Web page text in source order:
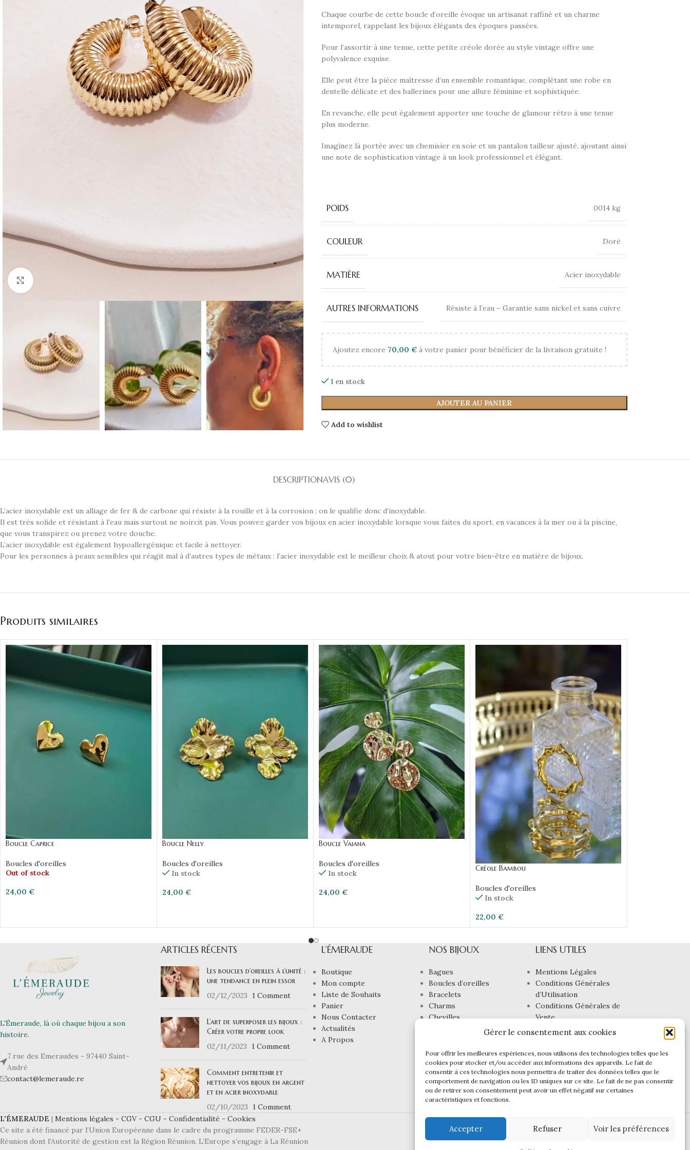
Gérer le consentement aux cookies
Pour offrir les meilleures expériences, nous utilisons des technologies telles que les
cookies pour stocker et/ou accéder aux informations des appareils. Le fait de
consentir à ces technologies nous permettra de traiter des données telles que le
comportement de navigation ou les ID uniques sur ce site. Le fait de ne pas consentir
ou de retirer son consentement peut avoir un effet négatif sur certaines
caractéristiques et fonctions.
Accepter Refuser Voir les préférences
Chaque courbe de cette boucle d’oreille évoque un artisanat raffiné et un charme
intemporel, rappelant les bijoux élégants des époques passées.
Pour l’assortir à une tenue, cette petite créole dorée au style vintage offre une
polyvalence exquise.
Elle peut être la pièce maîtresse d’un ensemble romantique, complétant une robe en
dentelle délicate et des ballerines pour une allure féminine et sophistiquée.
En revanche, elle peut également apporter une touche de glamour rétro à une tenue
plus moderne.
Imaginez là portée avec un chemisier en soie et un pantalon tailleur ajusté, ajoutant ainsi
une note de sophistication vintage à un look professionnel et élégant.
POIDS 0014 kg
COULEUR Doré
MATIÈRE Acier inoxydable
AUTRES INFORMATIONS Résiste à l’eau – Garantie sans nickel et sans cuivre
Ajoutez encore 70,00 €à votre panier pour bénéficier de la livraison gratuite !
1 en stock
AJOUTER AU PANIER
Add to wishlist
DESCRIPTIONAVIS (0)
L’acier inoxydable est un alliage de fer & de carbone qui résiste à la rouille et à la corrosion ; on le qualifie donc d’inoxydable.
Il est très solide et résistant à l’eau mais surtout ne noircit pas. Vous pouvez garder vos bijoux en acier inoxydable lorsque vous faites du sport, en vacances à la mer ou à la piscine,
que vous transpirez ou prenez votre douche.
L’acier inoxydable est également hypoallergénique et facile à nettoyer.
Pour les personnes à peaux sensibles qui réagit mal à d’autres types de métaux : l’acier inoxydable est le meilleur choix & atout pour votre bien-être en matière de bijoux.
Produits similaires
Boucle Caprice
Boucles d'oreilles
Out of stock
24,00 €
Boucle Nelly
Boucles d'oreilles
In stock
24,00 €
Boucle Vaiana
Boucles d'oreilles
In stock
24,00 €
Créole Bambou
Boucles d'oreilles
In stock
22,00 €
L'Émeraude, là où chaque bijou a son
histoire.
7 rue des Emeraudes - 97440 Saint-
André
contact@lemeraude.re
ARTICLES RÉCENTS
Les boucles d’oreilles à l’unité :
une tendance en plein essor
02/12/2023
1 Comment
L’art de superposer les bijoux :
Créer votre propre look
02/11/2023
1 Comment
Comment entretenir et
nettoyer vos bijoux en argent
et en acier inoxydable
02/10/2023
1 Comment
L’ÉMERAUDE
Boutique
Mon compte
Liste de Souhaits
Panier
Nous Contacter
Actualités
A Propos
NOS BIJOUX
Bagues
Boucles d’oreilles
Bracelets
Charms
Chevilles
LIENS UTILES
Mentions Légales
Conditions Générales
d’Utilisation
Conditions Générales de
Vente
Politique de
Politique de cookies (UE)
L'ÉMERAUDE | Mentions légales - CGV - CGU - Confidentialité - Cookies
Ce site a été financé par l’Union Européenne dans le cadre du programme FEDER-FSE+
Réunion dont l’Autorité de gestion est la Région Réunion. L’Europe s’engage à La Réunion